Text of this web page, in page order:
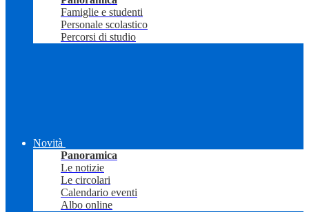
Famiglie e studenti
Personale scolastico
Percorsi di studio
Novità
Panoramica
Le notizie
Le circolari
Calendario eventi
Albo online